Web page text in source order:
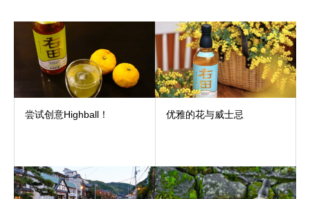
尝试创意Highball！ 优雅的花与威士忌